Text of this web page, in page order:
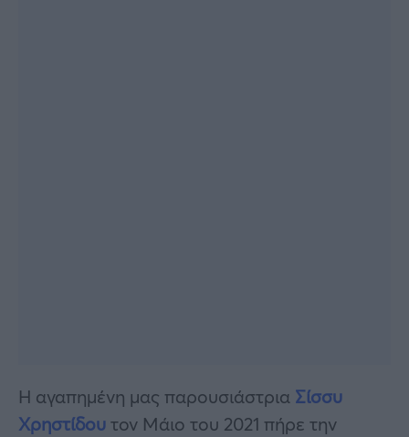
Η αγαπημένη μας παρουσιάστρια Σίσσυ
Χρηστίδουτον Μάιο του 2021 πήρε την